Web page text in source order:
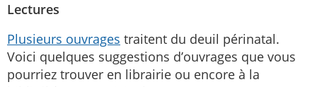
Lectures
Plusieurs ouvrages traitent du deuil périnatal.
Voici quelques suggestions d’ouvrages que vous
pourriez trouver en librairie ou encore à la